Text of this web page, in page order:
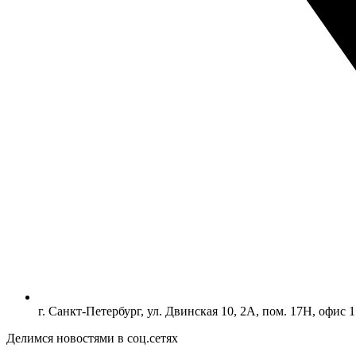
г. Санкт-Петербург, ул. Двинская 10, 2А, пом. 17Н, офис
Делимся новостями в соц.сетях